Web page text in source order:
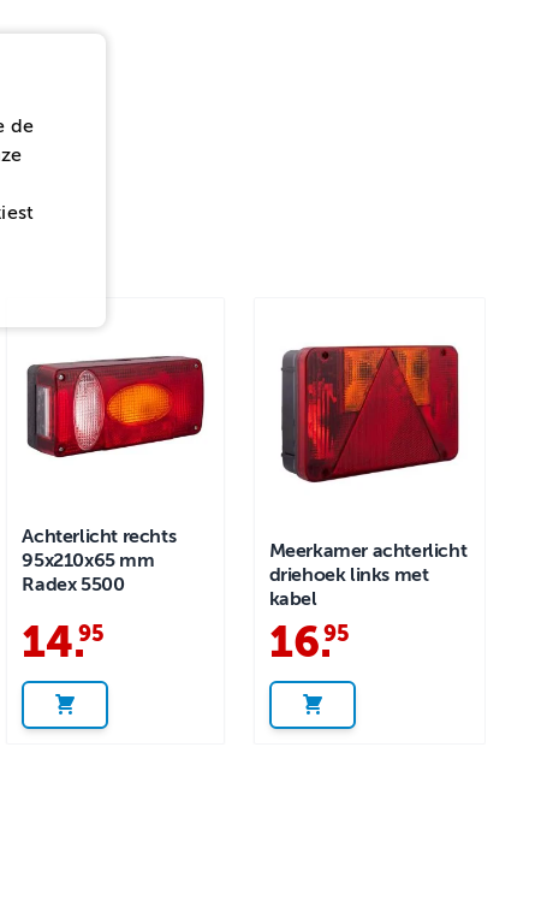
Achterlicht rechts
95x210x65 mm
Radex 5500
14.
95
Meerkamer achterlicht
driehoek links met
kabel
16.
95
de